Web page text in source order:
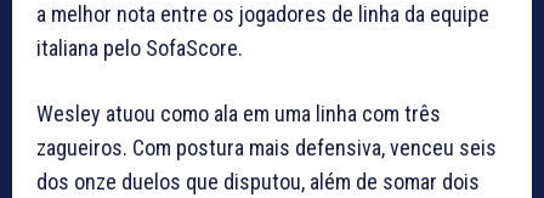
a melhor nota entre os jogadores de linha da equipe
italiana pelo SofaScore.
Wesley atuou como ala em uma linha com três
zagueiros. Com postura mais defensiva, venceu seis
dos onze duelos que disputou, além de somar dois